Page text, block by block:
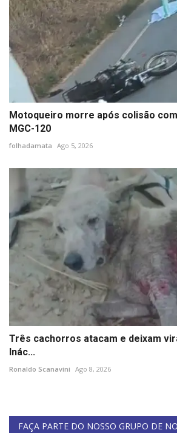
Motoqueiro morre após colisão
MGC-120
folhadamata Ago 5, 2026
Três cachorros atacam e deixam
Inác...
Ronaldo Scanavini Ago 8, 2026
FAÇA PARTE DO NOSSO GRUPO DE